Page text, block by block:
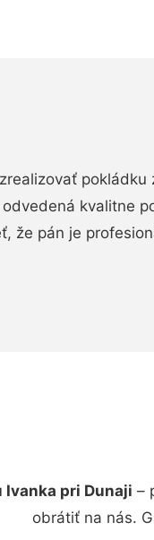
pokládku
kvalitne
že pán je
Ivanka pri Dunaji –
obrátiť na nás.